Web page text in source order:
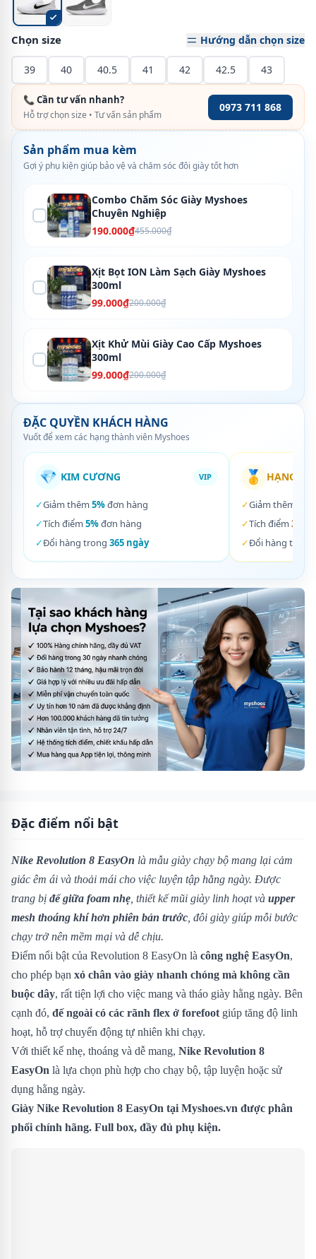
Chọn size Hướng dẫn chọn size
39 40 40.5 41 42 42.5 43
📞 Cần tư vấn nhanh?
Hỗ trợ chọn size • Tư vấn sản phẩm
0973 711 868
Sản phẩm mua kèm
Gợi ý phụ kiện giúp bảo vệ và chăm sóc đôi giày tốt hơn
Combo Chăm Sóc Giày Myshoes
Chuyên Nghiệp
190.000₫455.000₫
Xịt Bọt ION Làm Sạch Giày Myshoes
300ml
99.000₫200.000₫
Xịt Khử Mùi Giày Cao Cấp Myshoes
300ml
99.000₫200.000₫
ĐẶC QUYỀN KHÁCH HÀNG
Vuốt để xem các hạng thành viên Myshoes
💎 KIM CƯƠNG VIP
✓Giảm thêm 5%đơn hàng
✓Tích điểm 5%đơn hàng
✓Đổi hàng trong 365 ngày
🥇 HẠNG
✓Giảm thêm
✓Tích điểm 3%
✓Đổi hàng trong
Đặc điểm nổi bật
Nike Revolution 8 EasyOn là mẫu giày chạy bộ mang lại cảm
giác êm ái và thoải mái cho việc luyện tập hằng ngày. Được
trang bị đế giữa foam nhẹ , thiết kế mũi giày linh hoạt và upper
mesh thoáng khí hơn phiên bản trước , đôi giày giúp mỗi bước
chạy trở nên mềm mại và dễ chịu.
Điểm nổi bật của Revolution 8 EasyOn là công nghệ EasyOn,
cho phép bạn xỏ chân vào giày nhanh chóng mà không cần
buộc dây, rất tiện lợi cho việc mang và tháo giày hằng ngày. Bên
cạnh đó, đế ngoài có các rãnh flex ở forefoot giúp tăng độ linh
hoạt, hỗ trợ chuyển động tự nhiên khi chạy.
Với thiết kế nhẹ, thoáng và dễ mang, Nike Revolution 8
EasyOn là lựa chọn phù hợp cho chạy bộ, tập luyện hoặc sử
dụng hằng ngày.
Giày Nike Revolution 8 EasyOn tại Myshoes.vn được phân
phối chính hãng. Full box, đầy đủ phụ kiện.